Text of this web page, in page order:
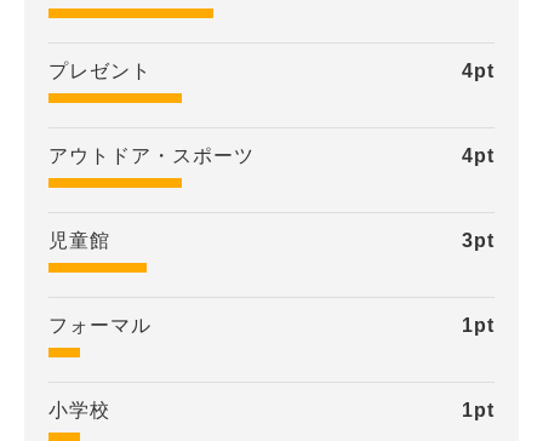
プレゼント 4pt
アウトドア・スポーツ 4pt
児童館 3pt
フォーマル 1pt
小学校 1pt